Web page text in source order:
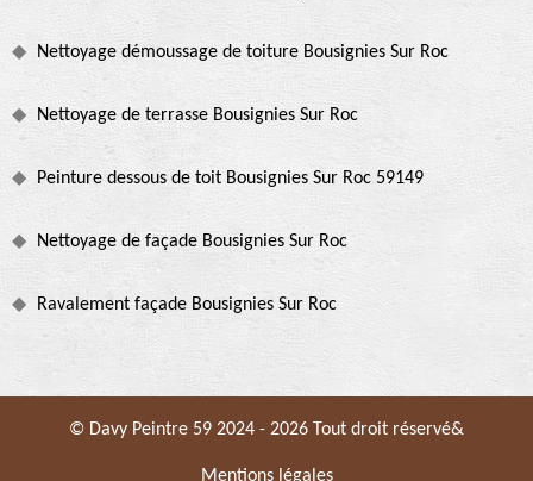
Nettoyage démoussage de toiture Bousignies Sur Roc
Nettoyage de terrasse Bousignies Sur Roc
Peinture dessous de toit Bousignies Sur Roc 59149
Nettoyage de façade Bousignies Sur Roc
Ravalement façade Bousignies Sur Roc
© Davy Peintre 59 2024 - 2026 Tout droit réservé&
Mentions légales